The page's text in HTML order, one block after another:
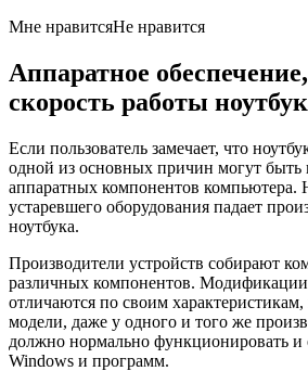
Мне нравитсяНе нравится
Аппаратное
скорость работы
Если пользователь замечает, что
одной из основных причин могут быть
аппаратных компонентов компьютера.
устаревшего оборудования падает
ноутбука.
Производители устройств собирают
различных компонентов. Модификации
отличаются по своим
модели, даже у одного и того же
должно нормально функционировать и
Windows и программ.